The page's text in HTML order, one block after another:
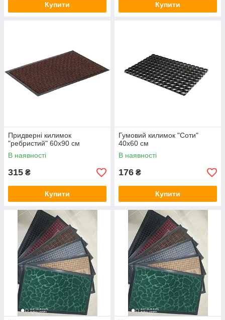
Купити Купити
Придверні килимок
"ребристий" 60х90 см
В наявності
315 ₴
Купити
Гумовий килимок "Соти"
40х60 см
В наявності
176 ₴
Купити